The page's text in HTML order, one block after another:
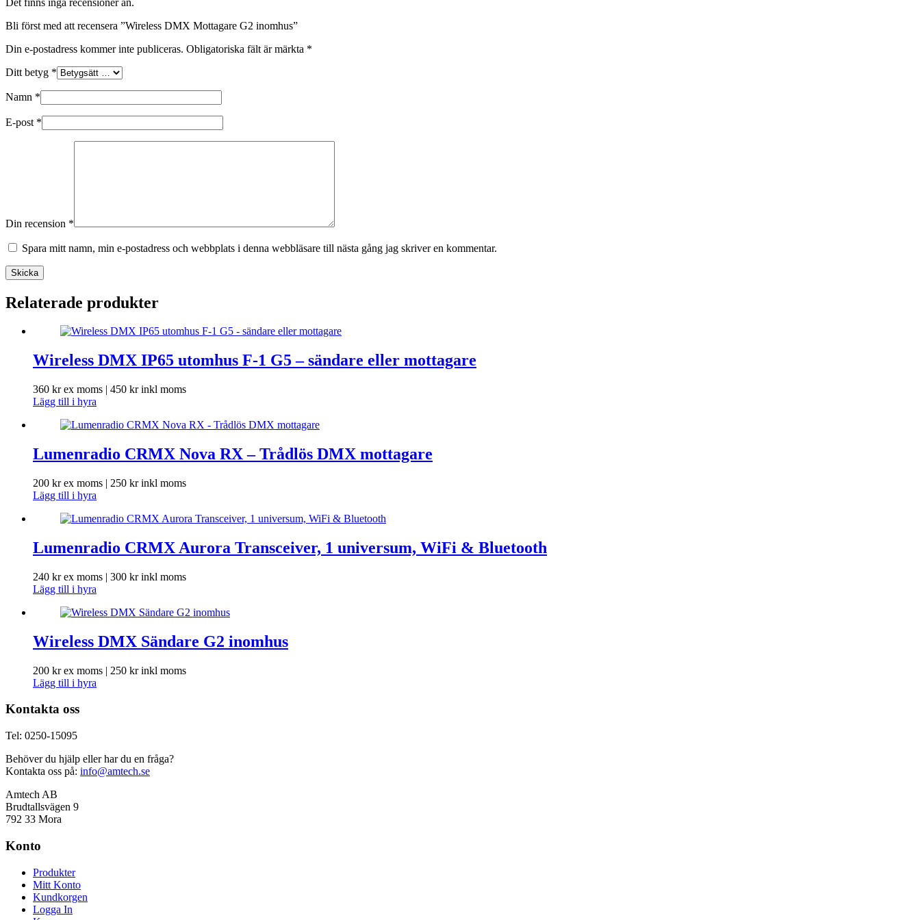
Bli först med att recensera ”Wireless DMX Mottagare G2 inomhus”
Din e-postadress kommer inte publiceras. Obligatoriska fält är märkta *
Ditt betyg *
Namn *
E-post *
Din recension *
Spara mitt namn, min e-postadress och webbplats i denna webbläsare till nästa gång jag skriver en kommentar.
Skicka
Relaterade produkter
Wireless DMX IP65 utomhus F-1 G5 – sändare eller mottagare
360 krex moms | 450 krinkl moms
Lägg till i hyra
Lumenradio CRMX Nova RX – Trådlös DMX mottagare
200 krex moms | 250 krinkl moms
Lägg till i hyra
Lumenradio CRMX Aurora Transceiver, 1 universum, WiFi & Bluetooth
240 krex moms | 300 krinkl moms
Lägg till i hyra
Wireless DMX Sändare G2 inomhus
200 krex moms | 250 krinkl moms
Lägg till i hyra
Kontakta oss
Tel: 0250-15095
Behöver du hjälp eller har du en fråga?
Kontakta oss på: info@amtech.se
Amtech AB
Brudtallsvägen 9
792 33 Mora
Konto
Produkter
Mitt Konto
Kundkorgen
Logga In